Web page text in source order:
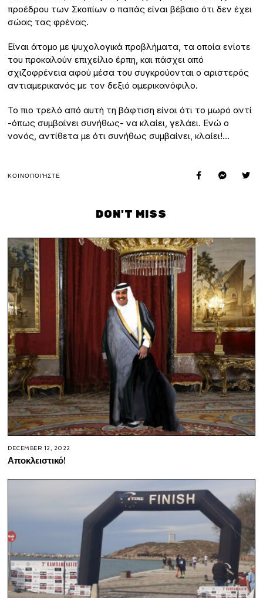
προέδρου των Σκοπίων ο παπάς είναι βέβαιο ότι δεν έχει
σώας τας φρένας.
Είναι άτομο με ψυχολογικά προβλήματα, τα οποία ενίοτε
του προκαλούν επιχείλιο έρπη, και πάσχει από
σχιζοφρένεια αφού μέσα του συγκρούονται ο αριστερός
αντιαμερικανός με τον δεξιό αμερικανόφιλο.
Το πιο τρελό από αυτή τη βάφτιση είναι ότι το μωρό αντί
-όπως συμβαίνει συνήθως- να κλαίει, γελάει. Ενώ ο
νονός, αντίθετα με ότι συνήθως συμβαίνει, κλαίει!…
ΚΟΙΝΟΠΟΙΉΣΤΕ
DON'T MISS
DECEMBER 12, 2022
Αποκλειστικό!